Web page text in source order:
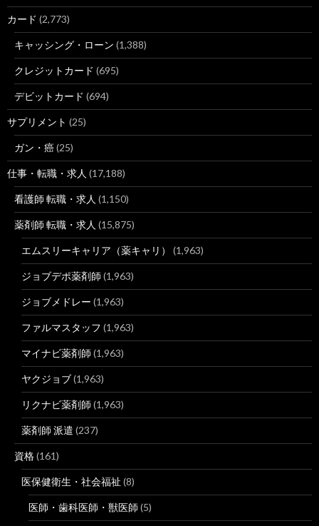
カード (2,773)
キャッシング・ローン (1,388)
クレジットカード (695)
デビットカード (694)
サプリメント (25)
ガン・癌(25)
仕事・転職・求人 (17,188)
看護師 転職・求人 (1,150)
薬剤師 転職・求人 (15,875)
エムスリーキャリア（薬キャリ） (1,963)
ジョブデポ薬剤師 (1,963)
ジョブメドレー (1,963)
ファルマスタッフ (1,963)
マイナビ薬剤師 (1,963)
ヤクジョブ(1,963)
リクナビ薬剤師 (1,963)
薬剤師 派遣 (237)
資格(161)
医保健衛生・社会福祉 (8)
医師・歯科医師・獣医師 (5)